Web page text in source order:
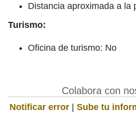
Distancia aproximada a la
Turismo:
Oficina de turismo: No
Colabora con
Notificar error | Sube tu